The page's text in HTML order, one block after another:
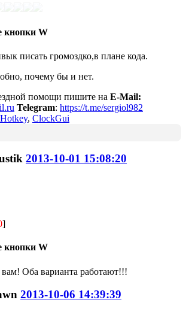
кнопки W
писать громоздко,в плане кода.
почему бы и нет.
помощи пишите на E-Mail:
Telegram: https://t.me/sergiol982
Hotkey, ClockGui
2013-10-01 15:08:20
]
кнопки W
Оба варианта работают!!!
2013-10-06 14:39:39